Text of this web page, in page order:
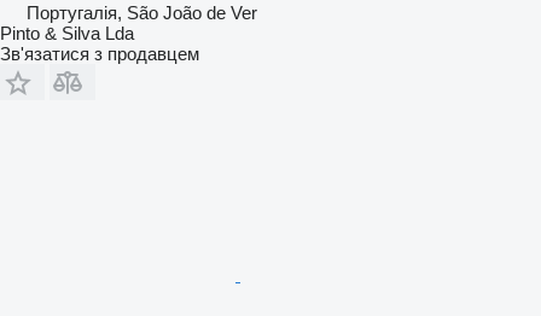
Португалія, São João de Ver
Pinto & Silva Lda
Зв'язатися з продавцем